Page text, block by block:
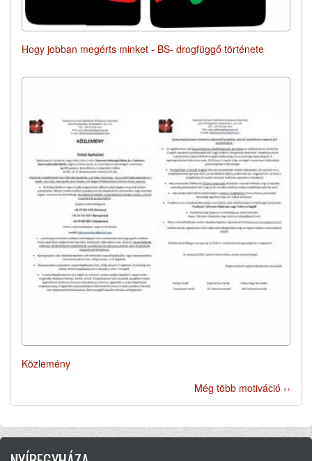
Hogy jobban megérts minket - BS- drogfüggő története
Közlemény
Még több motiváció ››